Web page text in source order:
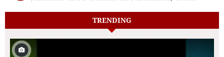
TRENDING